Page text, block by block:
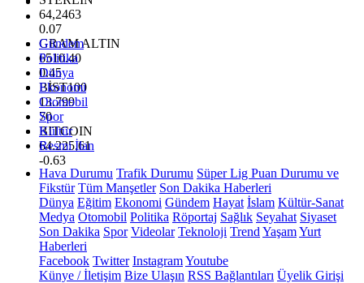
64,2463
0.07
GRAM ALTIN
6510.40
0.45
BİST100
13.799
70
BITCOIN
64.225,61
-0.63
Gündem
Politika
Dünya
Ekonomi
Otomobil
Spor
Kültür
Resmi İlan
Hava Durumu Trafik Durumu Süper Lig Puan Durumu ve
Fikstür Tüm Manşetler Son Dakika Haberleri
Dünya Eğitim Ekonomi Gündem Hayat İslam Kültür-Sanat
Medya Otomobil Politika Röportaj Sağlık Seyahat Siyaset
Son Dakika Spor Videolar Teknoloji Trend YaşamYurt
Haberleri
Facebook Twitter InstagramYoutube
Künye / İletişim Bize Ulaşın RSS Bağlantıları Üyelik Girişi